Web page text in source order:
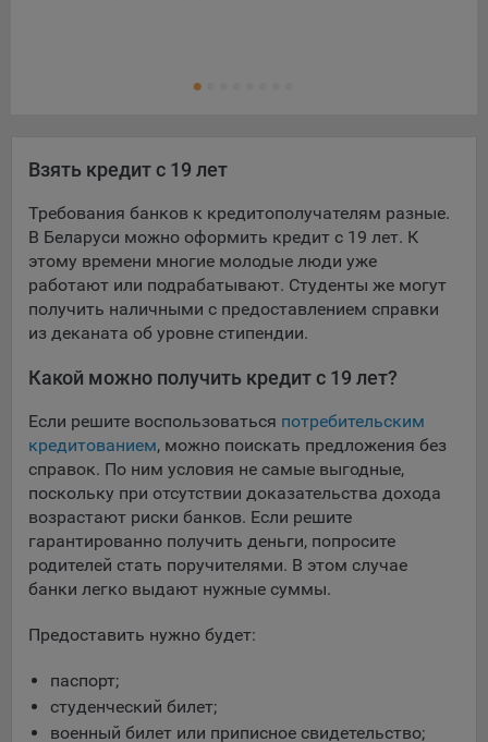
хранимый на компьютере объем информации и
опцию в истории браузера.
Подробнее о параметрах управления можно ознакомиться,
перейдя по внешним ссылкам, ведущим на
соответствующие страницы сайтов основных браузеров:
Firefox
Chrome
Microsoft Edge
Internet Explorer
16. Пользователь всегда может направить сообщение с
имеющимся у него вопросом, в части использования
файлов сookie, на электронную почту Общества:
info@myfin.by
определять предпочтения пользователей Сайта, в том
числе наиболее и наименее популярные страницы и
принимать меры по совершенствованию работы Сайта
Взять кредит с 19 лет
Требования банков к кредитополучателям разные.
В Беларуси можно оформить кредит с 19 лет. К
этому времени многие молодые люди уже
работают или подрабатывают. Студенты же могут
получить наличными с предоставлением справки
из деканата об уровне стипендии.
Какой можно получить кредит с 19 лет?
Если решите воспользоваться потребительским
кредитованием, можно поискать предложения без
справок. По ним условия не самые выгодные,
поскольку при отсутствии доказательства дохода
возрастают риски банков. Если решите
гарантированно получить деньги, попросите
родителей стать поручителями. В этом случае
банки легко выдают нужные суммы.
Предоставить нужно будет:
паспорт;
студенческий билет;
военный билет или приписное свидетельство;